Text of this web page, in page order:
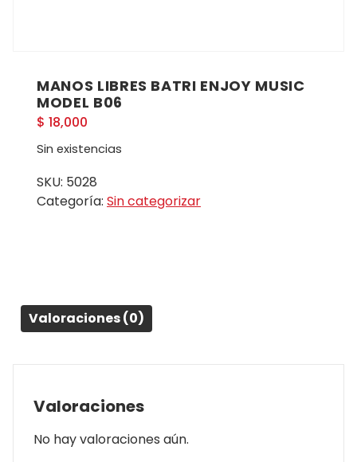
MANOS LIBRES BATRI ENJOY MUSIC
MODEL B06
$ 18,000
Sin existencias
SKU: 5028
Categoría: Sin categorizar
Valoraciones (0)
Valoraciones
No hay valoraciones aún.